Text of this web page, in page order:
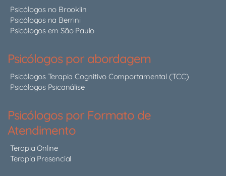
Psicólogos no Brooklin
Psicólogos na Berrini
Psicólogos em São Paulo
Psicólogos por abordagem
Psicólogos Terapia Cognitivo Comportamental (TCC)
Psicólogos Psicanálise
Psicólogos por Formato de
Atendimento
Terapia Online
Terapia Presencial